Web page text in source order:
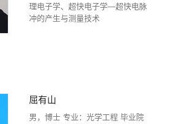
理电子学、超快电子学—超快电脉
冲的产生与测量技术
屈有山
男，博士 专业：光学工程 毕业院